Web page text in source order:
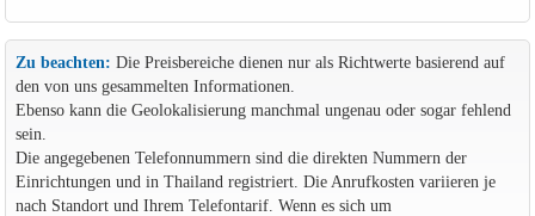
Zu beachten: Die Preisbereiche dienen nur als Richtwerte basierend auf
den von uns gesammelten Informationen.
Ebenso kann die Geolokalisierung manchmal ungenau oder sogar fehlend
sein.
Die angegebenen Telefonnummern sind die direkten Nummern der
Einrichtungen und in Thailand registriert. Die Anrufkosten variieren je
nach Standort und Ihrem Telefontarif. Wenn es sich um